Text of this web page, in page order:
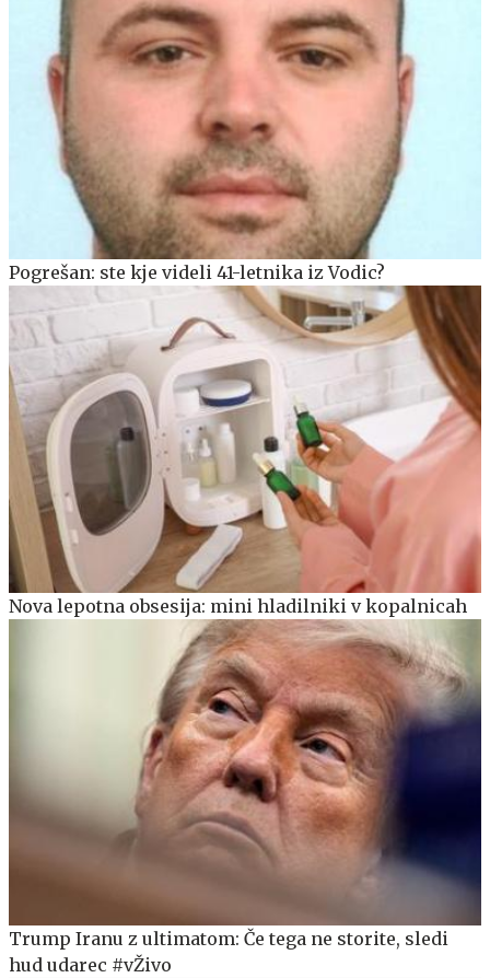
Pogrešan: ste kje videli 41-letnika iz Vodic?
Nova lepotna obsesija: mini hladilniki v kopalnicah
Trump Iranu z ultimatom: Če tega ne storite, sledi
hud udarec #vŽivo